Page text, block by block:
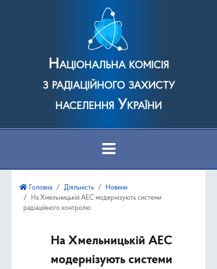
Національна комісія
з радіаційного захисту
населення України
Діяльність
Публічна інформація
Головна Діяльність
Новини
На Хмельницькій АЕС модернізують системи
радіаційного контролю
На Хмельницькій АЕС
модернізують системи